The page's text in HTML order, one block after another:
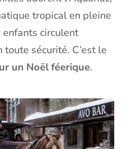
tropical en pleine
enfants circulent
sécurité. C’est le
un Noël féerique.